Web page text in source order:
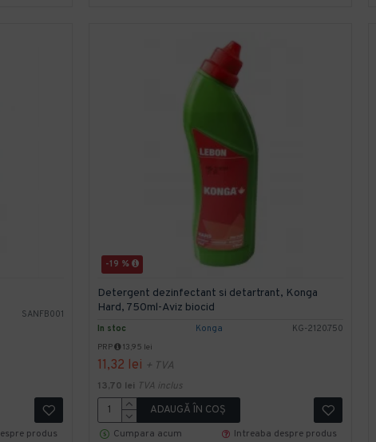
SANFB001
produs
-19 %
In stoc Konga KG-2120.750
Detergent dezinfectant si detartrant, Konga
Hard, 750ml-Aviz biocid
PRP 13,95 lei
11,32 lei + TVA
13,70 lei TVA inclus
ADAUGĂ ÎN COŞ
Cumpara acum
Intreaba despre produs